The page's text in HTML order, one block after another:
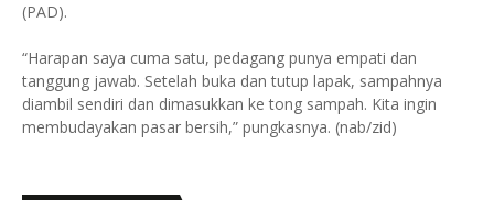
(PAD).
“Harapan saya cuma satu, pedagang punya empati dan
tanggung jawab. Setelah buka dan tutup lapak, sampahnya
diambil sendiri dan dimasukkan ke tong sampah. Kita ingin
membudayakan pasar bersih,” pungkasnya. (nab/zid)